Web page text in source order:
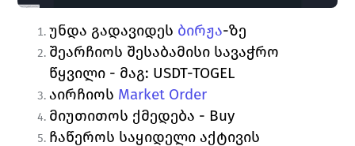
უნდა გადავიდეს ბირჟა-ზე
შეარჩიოს შესაბამისი სავაჭრო
წყვილი - მაგ: USDT-TOGEL
აირჩიოს Market Order
მიუთითოს ქმედება - Buy
ჩაწეროს საყიდელი აქტივის